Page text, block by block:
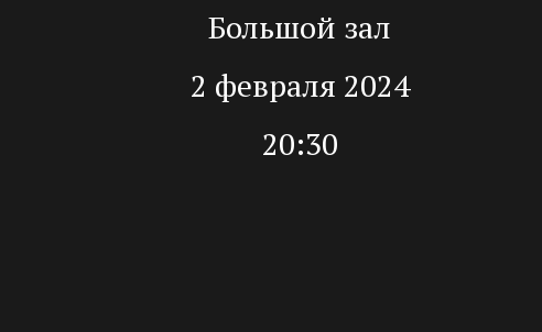
Большой зал
2 февраля 2024
20:30